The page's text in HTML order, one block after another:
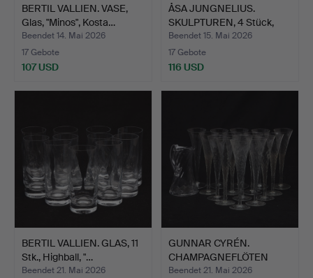
BERTIL VALLIEN. VASE,
Glas, "Minos", Kosta…
Beendet 14. Mai 2026
17 Gebote
107 USD
ÅSA JUNGNELIUS.
SKULPTUREN, 4 Stück,
Glas,…
Beendet 15. Mai 2026
17 Gebote
116 USD
BERTIL VALLIEN. GLAS, 11
Stk., Highball, "…
Beendet 21. Mai 2026
GUNNAR CYRÉN.
CHAMPAGNEFLÖTEN
sowie KANNE,…
Beendet 21. Mai 2026